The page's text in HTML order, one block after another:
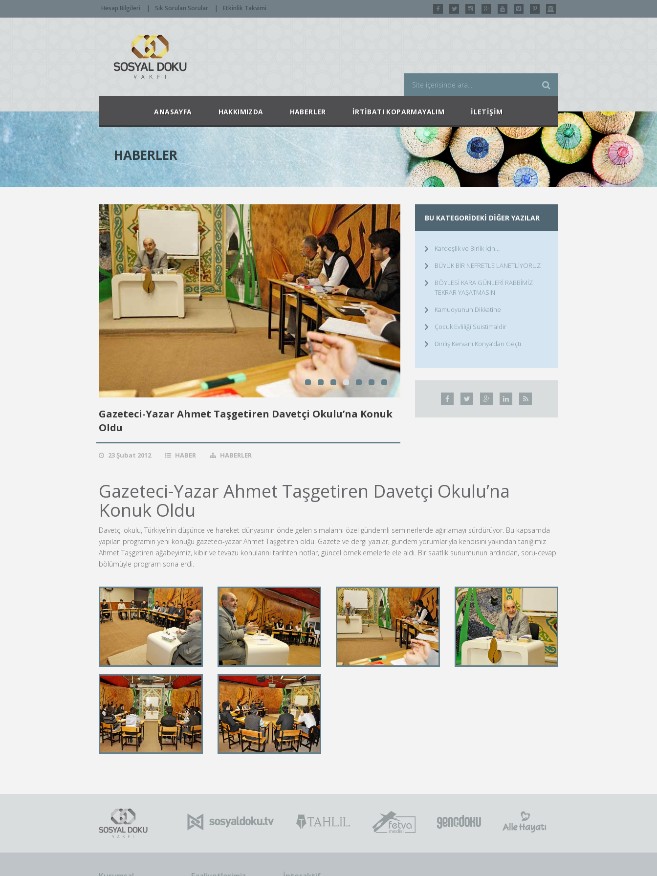
Hesap Bilgileri Sık Sorulan Sorular Etkinlik Takvimi
ANASAYFA HAKKIMIZDA HABERLER İRTIBATI KOPARMAYALIM İLETIŞIM
HABERLER
Gazeteci-Yazar Ahmet Taşgetiren Davetçi Okulu’na Konuk
Oldu
23 Şubat 2012 HABER HABERLER
BU KATEGORIDEKI DIĞER YAZILAR
Kardeşlik ve Birlik İçin…
BÜYÜK BİR NEFRETLE LANETLİYORUZ
BÖYLESİ KARA GÜNLERİ RABBİMİZ
TEKRAR YAŞATMASIN
Kamuoyunun Dikkatine
Çocuk Evliliği Suistimaldir
Diriliş Kervanı Konya’dan Geçti
Gazeteci-Yazar Ahmet Taşgetiren Davetçi Okulu’na
Konuk Oldu
Davetçi okulu, Türkiye’nin düşünce ve hareket dünyasının önde gelen simalarını özel gündemli seminerlerde ağırlamayı sürdürüyor. Bu kapsamda
yapılan programın yeni konuğu gazeteci-yazar Ahmet Taşgetiren oldu. Gazete ve dergi yazılar, gündem yorumlarıyla kendisini yakından tanığımız
Ahmet Taşgetiren ağabeyimiz, kibir ve tevazu konularını tarihten notlar, güncel örneklemelerle ele aldı. Bir saatlik sunumunun ardından, soru-cevap
bölümüyle program sona erdi.